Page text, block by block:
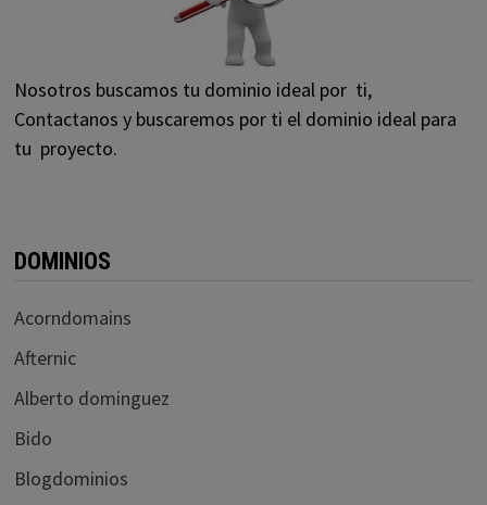
Nosotros buscamos tu dominio ideal por ti,
Contactanos y buscaremos por ti el dominio ideal para
tu proyecto.
DOMINIOS
Acorndomains
Afternic
Alberto dominguez
Bido
Blogdominios